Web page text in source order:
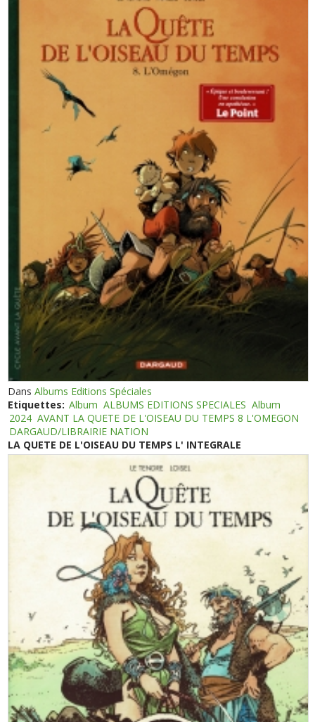
DansAlbums Editions Spéciales
Etiquettes: Album ALBUMS EDITIONS SPECIALES Album
2024 AVANT LA QUETE DE L'OISEAU DU TEMPS 8 L'OMEGON
DARGAUD/LIBRAIRIE NATION
LA QUETE DE L'OISEAU DU TEMPS L' INTEGRALE